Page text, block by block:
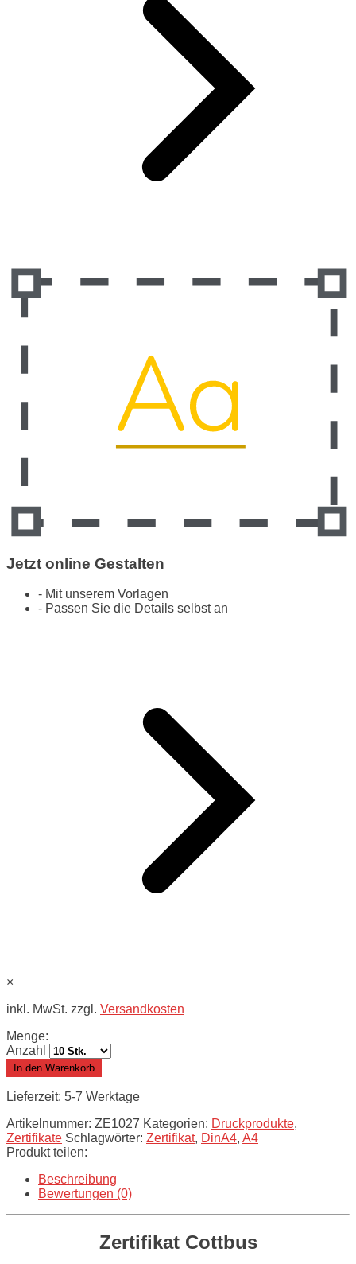
Jetzt online Gestalten
- Mit unserem Vorlagen
- Passen Sie die Details selbst an
×
inkl. MwSt. zzgl. Versandkosten
Menge:
Anzahl
In den Warenkorb
Lieferzeit: 5-7 Werktage
Artikelnummer: ZE1027 Kategorien: Druckprodukte,
Zertifikate Schlagwörter: Zertifikat, DinA4, A4
Produkt teilen:
Beschreibung
Bewertungen (0)
Zertifikat Cottbus